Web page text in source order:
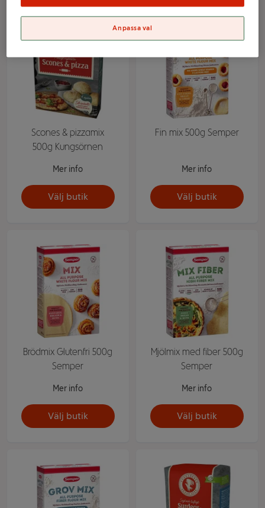
Scones & pizzamix
500g Kungsörnen
Mer info
Välj butik
Fin mix 500g Semper
Mer info
Välj butik
Brödmix Glutenfri 500g
Semper
Mer info
Välj butik
Mjölmix med fiber 500g
Semper
Mer info
Välj butik
Anpassa val